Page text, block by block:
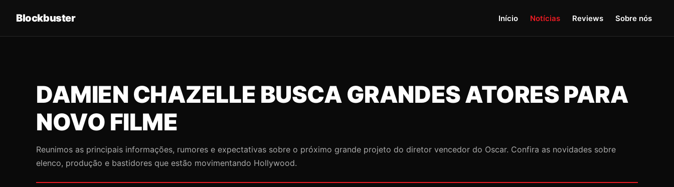
Blockbuster Início Notícias Reviews Sobre nós
DAMIEN CHAZELLE BUSCA GRANDES ATORES PARA
NOVO FILME
Reunimos as principais informações, rumores e expectativas sobre o próximo grande projeto do diretor vencedor do Oscar. Confira as novidades sobre
elenco, produção e bastidores que estão movimentando Hollywood.